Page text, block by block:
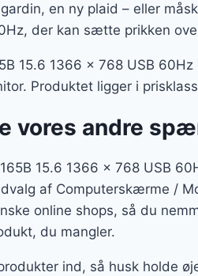
en ny plaid – eller
der kan sætte prikken
15.6 1366 x 768 USB
Produktet ligger i
vores andre
15.6 1366 x 768 USB
af Computerskærme /
online shops, så du
du mangler.
ind, så husk holde